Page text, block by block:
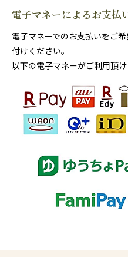
電子マネーによるお支払
電子マネーでのお支払いをご
付けください。
以下の電子マネーがご利用頂け